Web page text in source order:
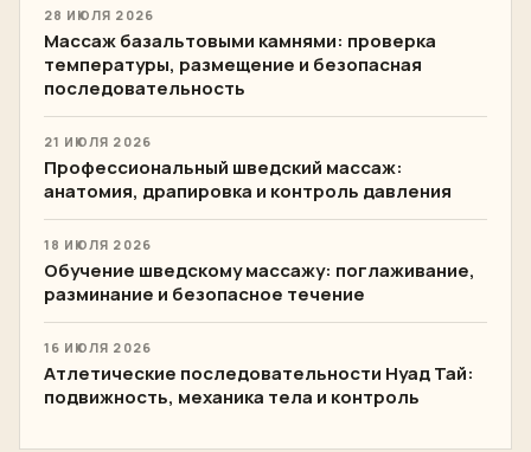
28 ИЮЛЯ 2026
Массаж базальтовыми камнями: проверка
температуры, размещение и безопасная
последовательность
21 ИЮЛЯ 2026
Профессиональный шведский массаж:
анатомия, драпировка и контроль давления
18 ИЮЛЯ 2026
Обучение шведскому массажу: поглаживание,
разминание и безопасное течение
16 ИЮЛЯ 2026
Атлетические последовательности Нуад Тай:
подвижность, механика тела и контроль